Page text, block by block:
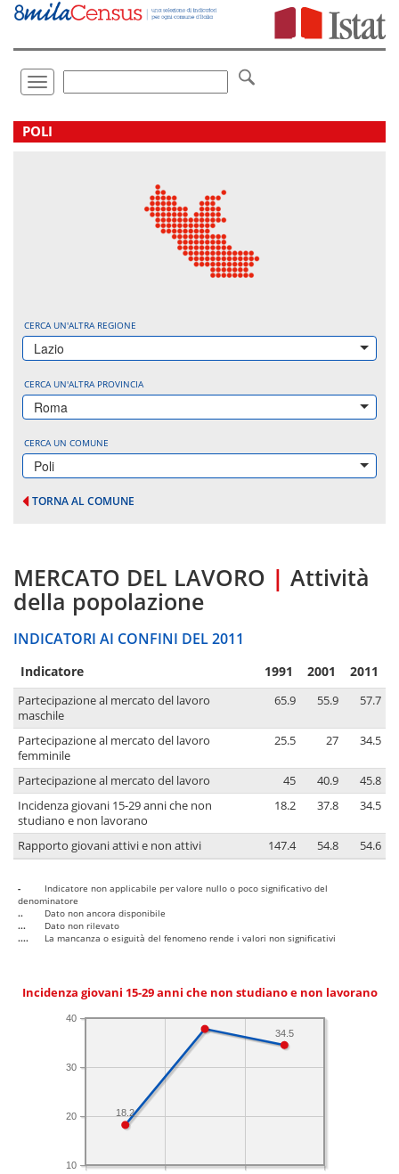
Vai
direttamente
Toggle
navigation
.
POLI
CERCA UN'ALTRA REGIONE
Lazio
CERCA UN'ALTRA PROVINCIA
Roma
CERCA UN COMUNE
Poli
TORNA AL COMUNE
MERCATO DEL LAVORO | Attività
della popolazione
INDICATORI AI CONFINI DEL 2011
Indicatore 1991 2001 2011
Partecipazione al mercato del lavoro
maschile
65.9 55.9 57.7
Partecipazione al mercato del lavoro
femminile
25.5 27 34.5
Partecipazione al mercato del lavoro 45 40.9
45.8
Incidenza giovani 15-29 anni che non
studiano e non lavorano
18.2 37.8 34.5
Rapporto giovani attivi e non attivi 147.4 54.8 54.6
-
Indicatore non applicabile per valore nullo o poco significativo del
denominatore
..
Dato non ancora disponibile
...
Dato non rilevato
....
La mancanza o esiguità del fenomeno rende i valori non significativi
Incidenza giovani 15-29 anni che non studiano e non lavorano
10
20
30
40
34.5
18.2